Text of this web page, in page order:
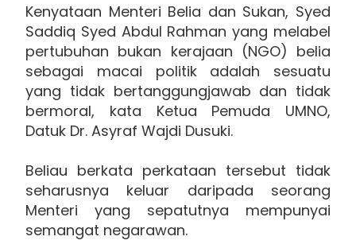
Kenyataan Menteri Belia dan Sukan, Syed
Saddiq Syed Abdul Rahman yang melabel
pertubuhan bukan kerajaan (NGO) belia
sebagai macai politik adalah sesuatu
yang tidak bertanggungjawab dan tidak
bermoral, kata Ketua Pemuda UMNO,
Datuk Dr. Asyraf Wajdi Dusuki.
Beliau berkata perkataan tersebut tidak
seharusnya keluar daripada seorang
Menteri yang sepatutnya mempunyai
semangat negarawan.